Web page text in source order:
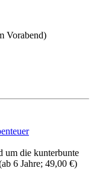
Vorabend)
um die kunterbunte
6 Jahre; 49,00 €)